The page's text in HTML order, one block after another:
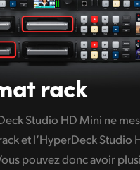
rack
Studio HD Mini ne
et l’HyperDeck Studio
pouvez donc avoir